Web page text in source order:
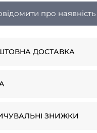
про наявність
ДОСТАВКА
ЗНИЖКИ